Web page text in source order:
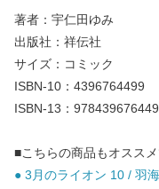
著者：宇仁田ゆみ
出版社：祥伝社
サイズ：コミック
ISBN-10：4396764499
ISBN-13：
■こちらの商品もオスス
● 3月のライオン 10 / 羽